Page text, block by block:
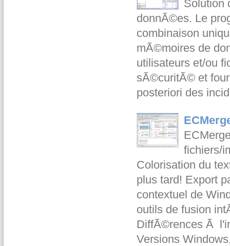
Solution
donnÃ©es. Le
combinaison
mÃ©moires de
utilisateurs et/ou
sÃ©curitÃ© et
posteriori des
fichiers/
Colorisation du
plus tard! Export
contextuel de
outils de fusion
DiffÃ©rences Ã
Versions